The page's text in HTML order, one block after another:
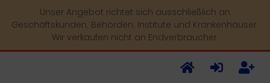
Unser Angebot richtet sich ausschließlich an
Geschäftskunden, Behörden, Institute und Krankenhäuser.
Wir verkaufen nicht an Endverbraucher.